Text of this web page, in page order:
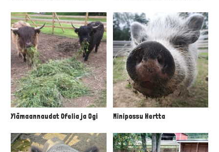
Ylämaannaudat Ofelia ja Ogi Minipossu Hertta